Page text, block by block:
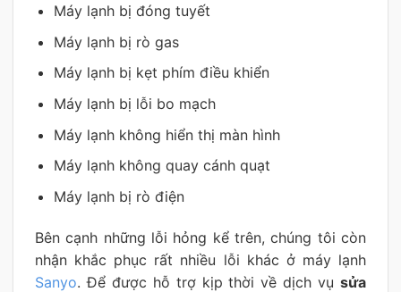
Máy lạnh bị đóng tuyết
Máy lạnh bị rò gas
Máy lạnh bị kẹt phím điều khiển
Máy lạnh bị lỗi bo mạch
Máy lạnh không hiển thị màn hình
Máy lạnh không quay cánh quạt
Máy lạnh bị rò điện
Bên cạnh những lỗi hỏng kể trên, chúng tôi còn
nhận khắc phục rất nhiều lỗi khác ở máy lạnh
Sanyo. Để được hỗ trợ kịp thời về dịch vụ sửa